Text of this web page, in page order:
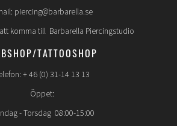
piercing@barbarella.se
komma till Barbarella Piercingstudio
TATTOOSHOP
+ 46 (0) 31-14 13 13
Öppet:
- Torsdag 08:00-15:00